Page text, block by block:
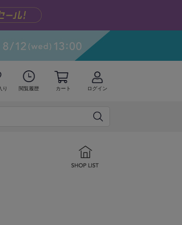
り 閲覧履歴 カート ログイン